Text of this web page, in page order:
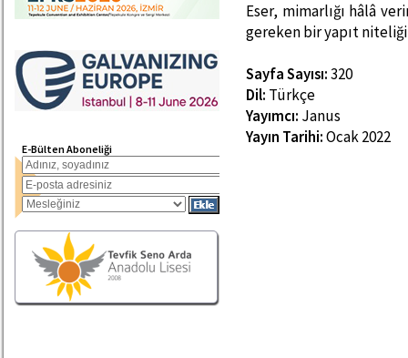
E-Bülten Aboneliği
Eser, mimarlığı hâlâ
gereken bir yapıt
Sayfa Sayısı:320
Dil: Türkçe
Yayımcı: Janus
Yayın Tarihi:Ocak 2022